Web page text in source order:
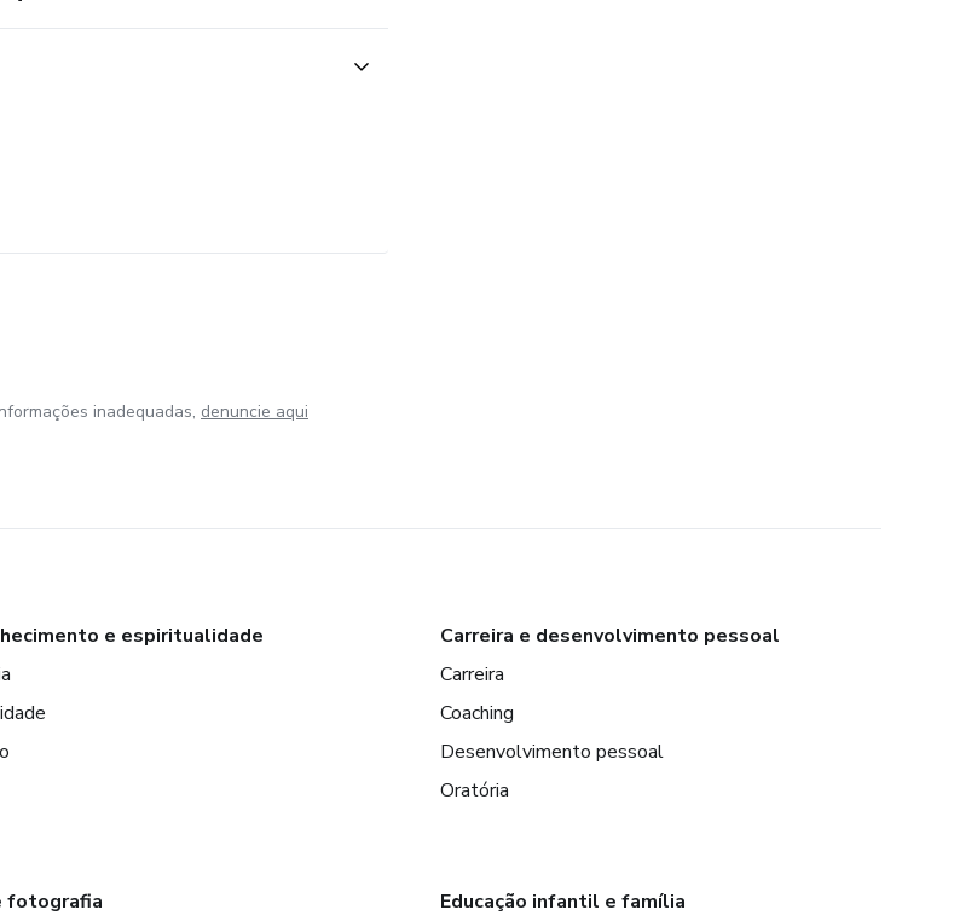
inadequadas, denuncie aqui
e espiritualidade
Carreira e desenvolvimento pessoal
Carreira
Coaching
Desenvolvimento pessoal
Oratória
fotografia
Educação infantil e família